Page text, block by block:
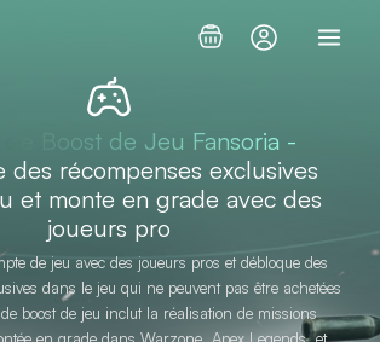
de Boost de Jeu Fansoria -
des récompenses exclusives
et monte en grade avec des
joueurs pro
de jeu avec des joueurs pros et débloque des
dans le jeu qui ne peuvent pas être achetées
boost de jeu inclut la réalisation de missions